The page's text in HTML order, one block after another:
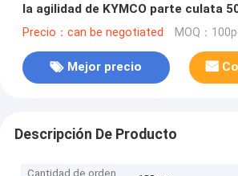
la agilidad de KYMCO parte culata
Precio：can be negotiated MOQ：
Mejor precio
Descripción De Producto
Cantidad de orden